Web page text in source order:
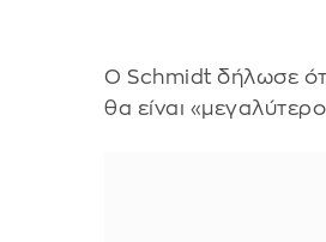
Ο Schmidt δήλωσε
θα είναι